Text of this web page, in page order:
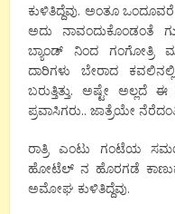
ಕುಳಿತಿದ್ದೆವು. ಅಂತೂ
ಅದು ನಾವಂದುಕೊಂಡಂತೆ
ಬ್ಯಾಂಡ್ ನಿಂದ ಗಂಗೋತ್ರಿ
ದಾರಿಗಳು ಬೇರಾದ
ಬರುತ್ತಿತ್ತು. ಅಷ್ಟೇ
ಪ್ರವಾಸಿಗರು.. ಜಾತ್ರೆಯೇ
ರಾತ್ರಿ ಎಂಟು ಗಂಟೆಯ
ಹೋಟೆಲ್ ನ ಹೊರಗಡೆ ಕಾಣುವ
ಅಮೋಘ ಕುಳಿತಿದ್ದೆವು.